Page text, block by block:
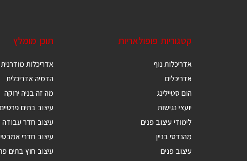
קטגוריות פופולאריות
אדריכלות נוף
אדריכלים
הום סטיילינג
יועצי נגישות
לימודי עיצוב פנים
מהנדסי בניין
עיצוב פנים
תוכן מומלץ
אדריכלות מודרנית
הדמיה אדריכלית
מה זה בניה ירוקה
עיצוב בתים פרטיים
עיצוב חדר עבודה
עיצוב חדרי
עיצוב חוץ בתים